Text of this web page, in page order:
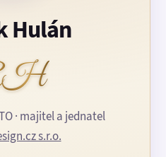
Hulán
· majitel a jednatel
s.r.o.